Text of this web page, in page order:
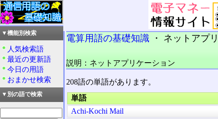
電算用語の基礎知識 ・ ネットアプ
説明：ネットアプリケーション
208語の単語があります。
単語
Achi-Kochi Mail
▼機能別検索
人気検索語
最近の更新語
今日の用語
おまかせ検索
▼別の語で検索